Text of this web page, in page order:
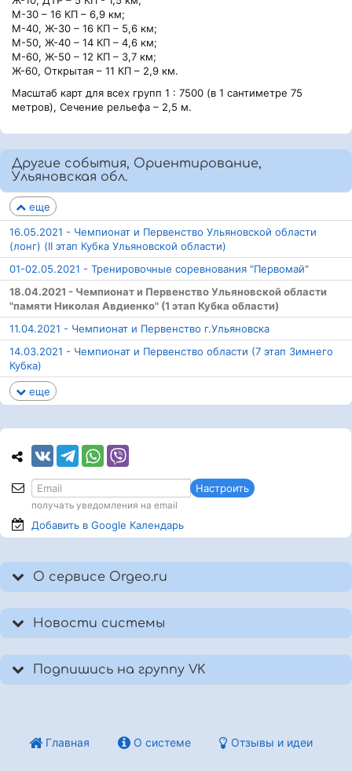
М-30 – 16 КП – 6,9 км;
М-40, Ж-30 – 16 КП – 5,6 км;
М-50, Ж-40 – 14 КП – 4,6 км;
М-60, Ж-50 – 12 КП – 3,7 км;
Ж-60, Открытая – 11 КП – 2,9 км.
Масштаб карт для всех групп 1 : 7500 (в 1 сантиметре 75
метров), Сечение рельефа – 2,5 м.
Другие события, Ориентирование,
Ульяновская обл.
еще
16.05.2021 - Чемпионат и Первенство Ульяновской области
(лонг) (II этап Кубка Ульяновской области)
01-02.05.2021 - Тренировочные соревнования "Первомай"
18.04.2021 - Чемпионат и Первенство Ульяновской области
"памяти Николая Авдиенко" (1 этап Кубка области)
11.04.2021 - Чемпионат и Первенство г.Ульяновска
14.03.2021 - Чемпионат и Первенство области (7 этап Зимнего
Кубка)
еще
Настроить
получать уведомления на email
Добавить в Google Календарь
О сервисе Orgeo.ru
Новости системы
Подпишись на группу VK
Главная О системе Отзывы и идеи